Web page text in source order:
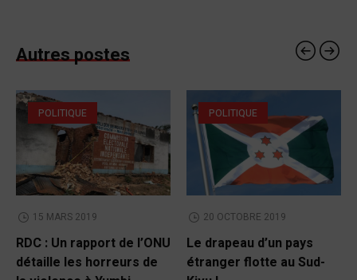
Autres postes
POLITIQUE
15 MARS 2019
RDC : Un rapport de l’ONU
détaille les horreurs de
POLITIQUE
20 OCTOBRE 2019
Le drapeau d’un pays
étranger flotte au Sud-